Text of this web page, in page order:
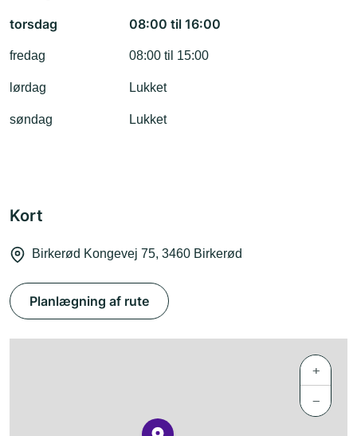
torsdag 08:00 til 16:00
fredag 08:00 til 15:00
lørdag Lukket
søndag Lukket
Kort
Birkerød Kongevej 75, 3460 Birkerød
Planlægning af rute
+
−